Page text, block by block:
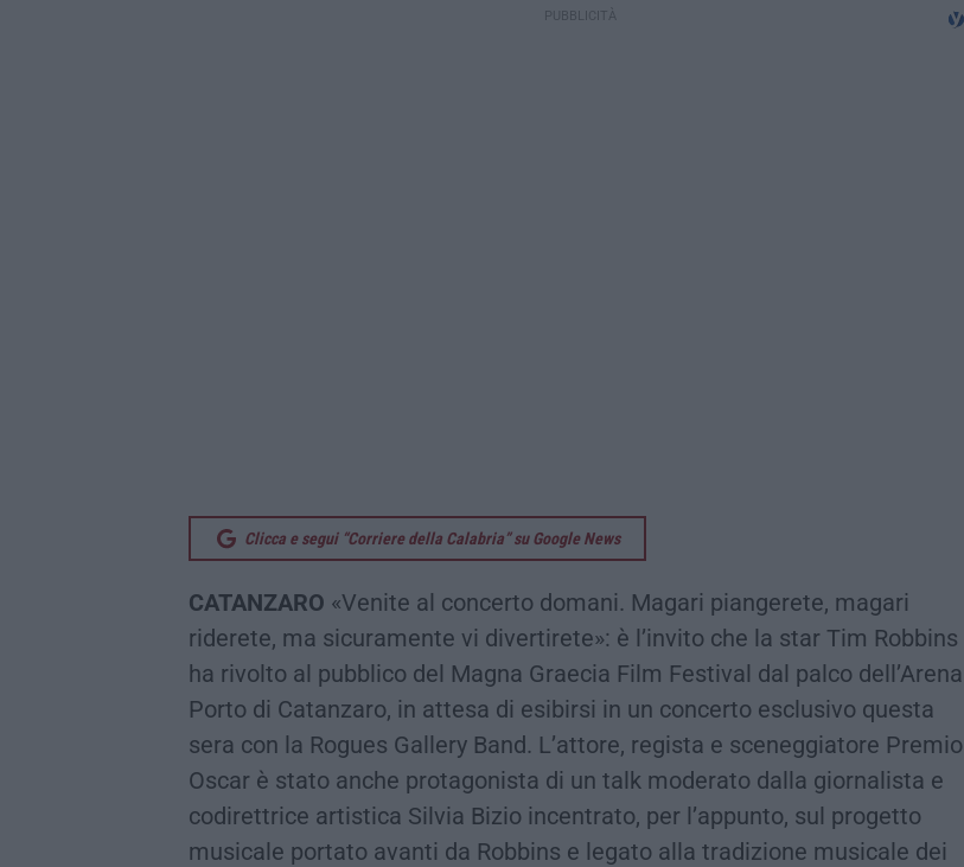
Clicca e segui “Corriere della Calabria” su Google News
CATANZARO «Venite al concerto domani. Magari piangerete, magari
riderete, ma sicuramente vi divertirete»: è l’invito che la star Tim Robbins
ha rivolto al pubblico del Magna Graecia Film Festival dal palco dell’Arena
Porto di Catanzaro, in attesa di esibirsi in un concerto esclusivo questa
sera con la Rogues Gallery Band. L’attore, regista e sceneggiatore Premio
Oscar è stato anche protagonista di un talk moderato dalla giornalista e
codirettrice artistica Silvia Bizio incentrato, per l’appunto, sul progetto
musicale portato avanti da Robbins e legato alla tradizione musicale dei